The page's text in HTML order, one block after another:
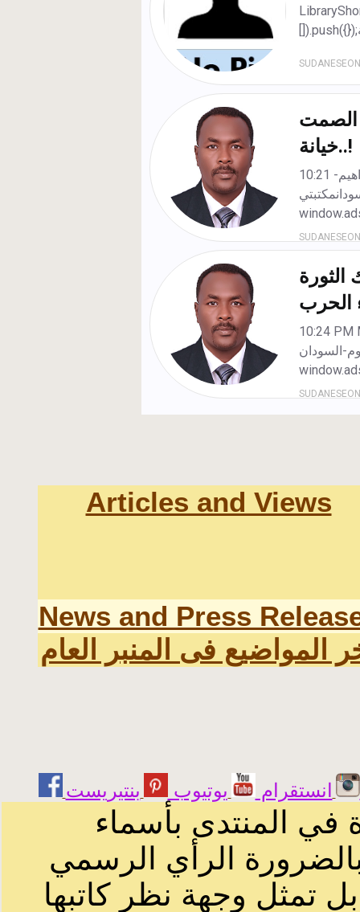
Articles and Views
News and Press
المواضيع فى المنبر العام
انستقرام يوتيوب
في المنتدى بأسماء
الرأي الرسمي
تمثل وجهة نظر كاتبها